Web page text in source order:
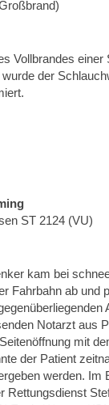
Vollbrandes
der
ST 2124 (VU)
kam bei
Fahrbahn ab und
Notarzt aus
mit
der Patient
werden.
Rettungsdienst